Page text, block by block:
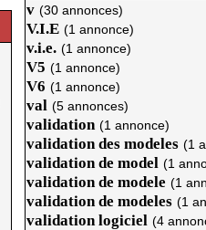
v (30 annonces)
V.I.E (1 annonce)
v.i.e. (1 annonce)
V5 (1 annonce)
V6 (1 annonce)
val (5 annonces)
validation (1 annonce)
validation des modeles (1
validation de model (1
validation de modele (1
validation de modeles (1
validation logiciel (4